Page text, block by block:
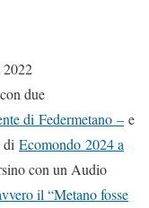
2022
due
di Federmetano – e
di Ecomondo 2024 a
con un Audio
il “Metano fosse